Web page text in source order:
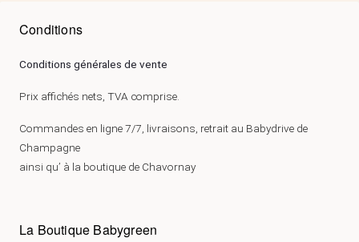
Conditions
Conditions générales de vente
Prix affichés nets, TVA comprise.
Commandes en ligne 7/7, livraisons, retrait au Babydrive de
Champagne
ainsi qu’ à la boutique de Chavornay
La Boutique Babygreen